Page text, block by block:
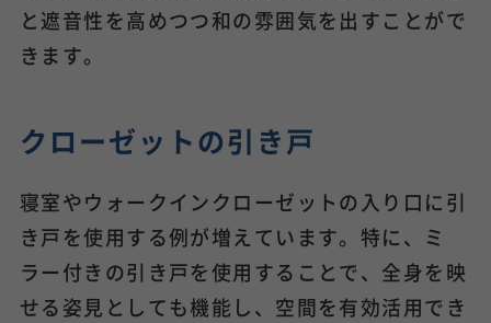
と遮音性を高めつつ和の雰囲気を出すことがで
きます。
クローゼットの引き戸
寝室やウォークインクローゼットの入り口に引
き戸を使用する例が増えています。特に、ミ
ラー付きの引き戸を使用することで、全身を映
せる姿見としても機能し、空間を有効活用でき